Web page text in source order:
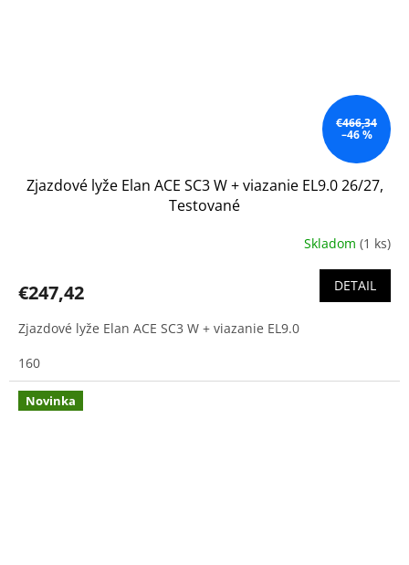
€466,34
–46 %
Zjazdové lyže Elan ACE SC3 W + viazanie EL9.0 26/27,
Testované
Skladom (1 ks)
€247,42 DETAIL
Zjazdové lyže Elan ACE SC3 W + viazanie EL9.0
160
Novinka